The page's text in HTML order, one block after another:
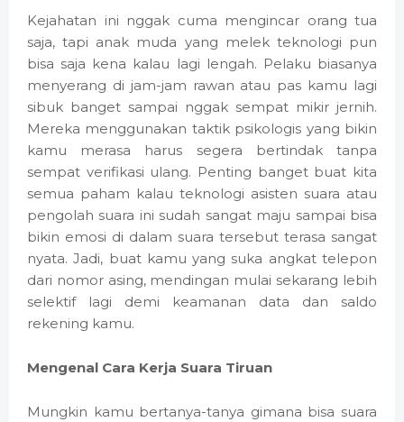
Kejahatan ini nggak cuma mengincar orang tua
saja, tapi anak muda yang melek teknologi pun
bisa saja kena kalau lagi lengah. Pelaku biasanya
menyerang di jam-jam rawan atau pas kamu lagi
sibuk banget sampai nggak sempat mikir jernih.
Mereka menggunakan taktik psikologis yang bikin
kamu merasa harus segera bertindak tanpa
sempat verifikasi ulang. Penting banget buat kita
semua paham kalau teknologi asisten suara atau
pengolah suara ini sudah sangat maju sampai bisa
bikin emosi di dalam suara tersebut terasa sangat
nyata. Jadi, buat kamu yang suka angkat telepon
dari nomor asing, mendingan mulai sekarang lebih
selektif lagi demi keamanan data dan saldo
rekening kamu.
Mengenal Cara Kerja Suara Tiruan
Mungkin kamu bertanya-tanya gimana bisa suara